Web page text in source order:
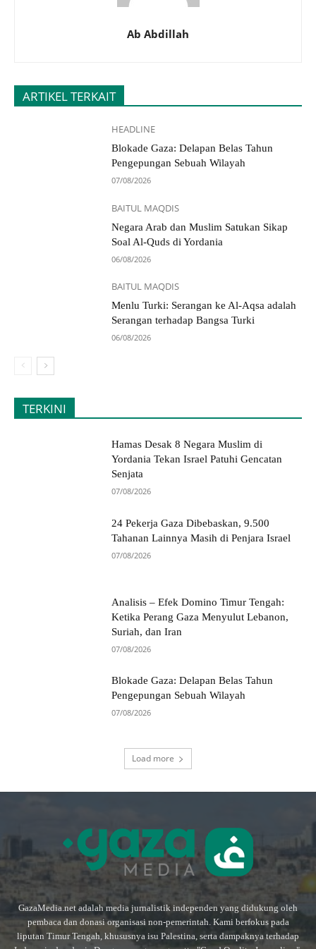
Ab Abdillah
ARTIKEL TERKAIT
HEADLINE
Blokade Gaza: Delapan Belas Tahun
Pengepungan Sebuah Wilayah
07/08/2026
BAITUL MAQDIS
Negara Arab dan Muslim Satukan Sikap
Soal Al-Quds di Yordania
06/08/2026
BAITUL MAQDIS
Menlu Turki: Serangan ke Al-Aqsa adalah
Serangan terhadap Bangsa Turki
06/08/2026
TERKINI
Hamas Desak 8 Negara Muslim di
Yordania Tekan Israel Patuhi Gencatan
Senjata
07/08/2026
24 Pekerja Gaza Dibebaskan, 9.500
Tahanan Lainnya Masih di Penjara Israel
07/08/2026
Analisis – Efek Domino Timur Tengah:
Ketika Perang Gaza Menyulut Lebanon,
Suriah, dan Iran
07/08/2026
Blokade Gaza: Delapan Belas Tahun
Pengepungan Sebuah Wilayah
07/08/2026
Load more
GazaMedia.net adalah media jurnalistik independen yang didukung oleh
pembaca dan donasi organisasi non-pemerintah. Kami berfokus pada
liputan Timur Tengah, khususnya isu Palestina, serta dampaknya terhadap